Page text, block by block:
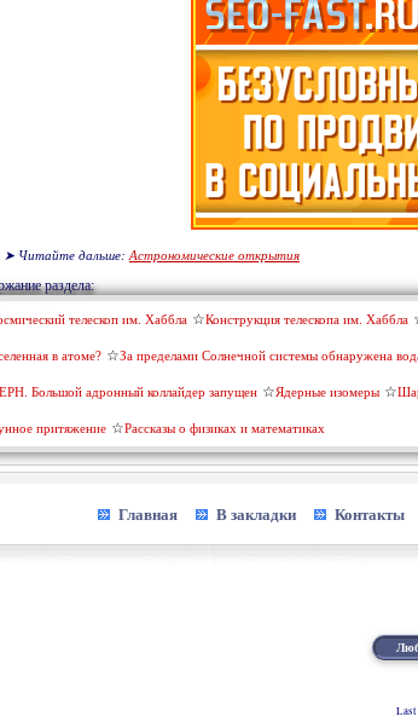
➤ Читайте дальше: Астрономические открытия
раздела:
телескоп им. Хаббла Конструкция телескопа им. Хаббла
в атоме? За пределами Солнечной системы обнаружена
Большой адронный коллайдер запущен Ядерные изомеры
притяжение Рассказы о физиках и математиках
Главная В закладки Контакты
Last